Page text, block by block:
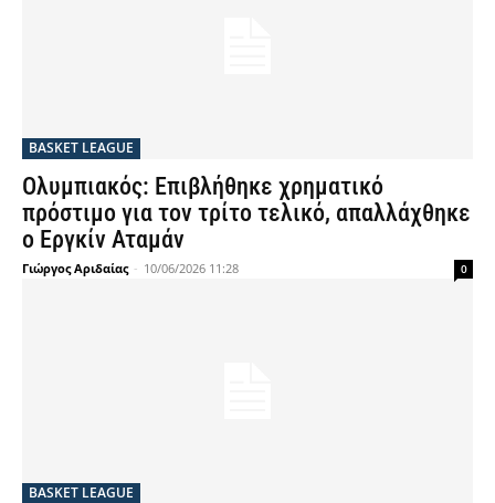
BASKET LEAGUE
Ολυμπιακός: Επιβλήθηκε χρηματικό
πρόστιμο για τον τρίτο τελικό, απαλλάχθηκε
ο Εργκίν Αταμάν
Γιώργος Αριδαίας - 10/06/2026 11:28 0
BASKET LEAGUE